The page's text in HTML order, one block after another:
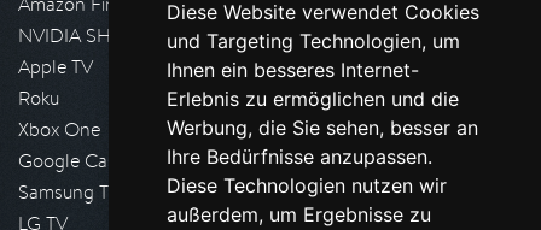
Diese Website verwendet Cookies
und Targeting Technologien, um
Ihnen ein besseres Internet-
Erlebnis zu ermöglichen und die
Werbung, die Sie sehen, besser an
Ihre Bedürfnisse anzupassen.
Diese Technologien nutzen wir
außerdem, um Ergebnisse zu
NVIDIA SHIELD, Google TV
Apple TV
Roku
Xbox One
Google Cast
Samsung TV
LG TV